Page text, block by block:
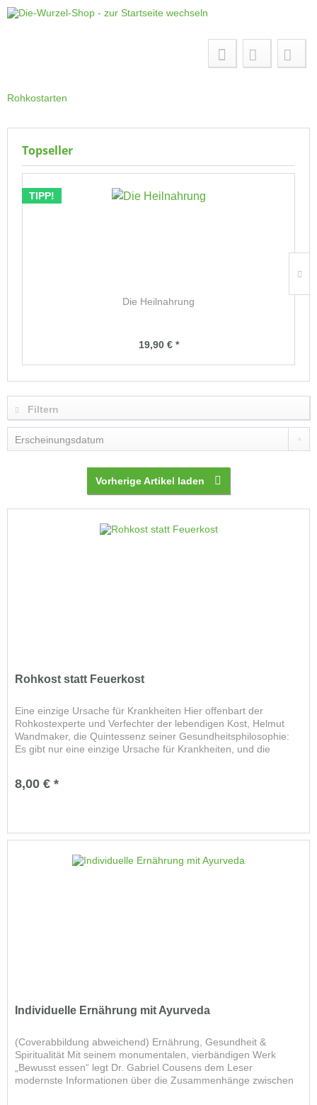
Rohkostarten
Topseller
TIPP!
Die Heilnahrung
19,90 € *
Filtern
Vorherige Artikel laden
Rohkost statt Feuerkost
Eine einzige Ursache für Krankheiten Hier offenbart der
Rohkostexperte und Verfechter der lebendigen Kost, Helmut
Wandmaker, die Quintessenz seiner Gesundheitsphilosophie:
Es gibt nur eine einzige Ursache für Krankheiten, und die
8,00 € *
Individuelle Ernährung mit Ayurveda
(Coverabbildung abweichend) Ernährung, Gesundheit &
Spiritualität Mit seinem monumentalen, vierbändigen Werk
„Bewusst essen“ legt Dr. Gabriel Cousens dem Leser
modernste Informationen über die Zusammenhänge zwischen